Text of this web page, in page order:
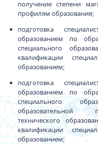
получение степени
профилям образования;
подготовка
образованием по
специального
квалификации
образованием;
подготовка
образованием по
специального
образовательной
технического
квалификации
образованием;